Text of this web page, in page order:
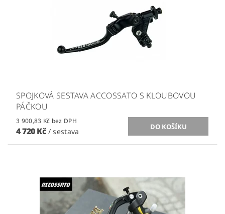
SPOJKOVÁ SESTAVA ACCOSSATO S KLOUBOVOU
PÁČKOU
3 900,83 Kč bez DPH
4 720 Kč / sestava